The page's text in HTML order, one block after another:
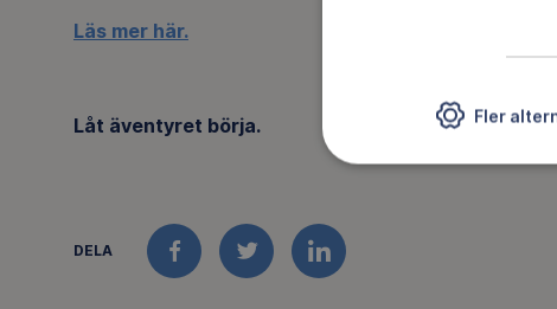
Läs mer här.
Låt äventyret börja.
DELA
FACEBOOKTWITTERLINKEDIN
Fler